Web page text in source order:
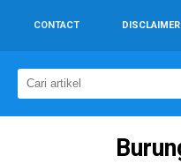
CONTACT DISCLAIMER